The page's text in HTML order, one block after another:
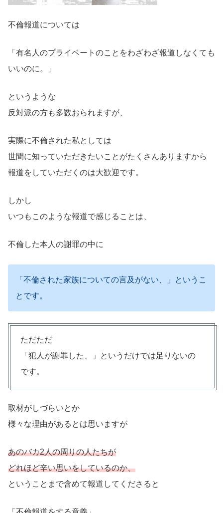
不倫報道については
「有名人のプライベートのことをわざわざ報道しなくても
いいのに。」
というような
反対派の方も多数おられますが、
実際に不倫された私としては
世間に知っていただきたいことがたくさんありますから
報道をしていただくのは大歓迎です。
しかし
いつもこのような報道で感じることは、
不倫した本人の謝罪の中に
「不倫された家族についての言及がない、」というこ
とです。
ただただ
「犯人が謝罪した、」というだけでは足りないの
です。
取材がしづらいとか
様々な理由があるとは思いますが
あのバカ2人の周りの人たちが
どれほど辛い思いをしているのか、
ということまで含めて報道してくださると